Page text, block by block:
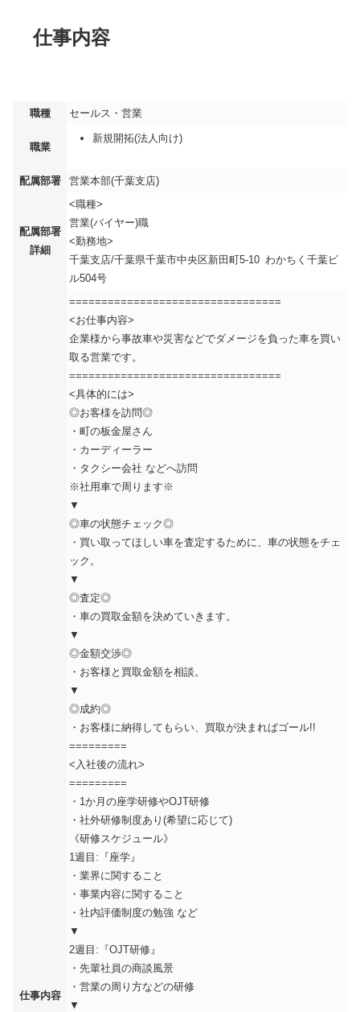
仕事内容
職種 セールス・営業
職業
新規開拓(法人向け)
配属部署 営業本部(千葉支店)
配属部署
詳細
<職種>
営業(バイヤー)職
<勤務地>
千葉支店/千葉県千葉市中央区新田町5-10 わかちく千葉ビ
ル504号
仕事内容
=================================
<お仕事内容>
企業様から事故車や災害などでダメージを負った車を買い
取る営業です。
=================================
<具体的には>
◎お客様を訪問◎
・町の板金屋さん
・カーディーラー
・タクシー会社 などへ訪問
※社用車で周ります※
▼
◎車の状態チェック◎
・買い取ってほしい車を査定するために、車の状態をチェ
ック。
▼
◎査定◎
・車の買取金額を決めていきます。
▼
◎金額交渉◎
・お客様と買取金額を相談。
▼
◎成約◎
・お客様に納得してもらい、買取が決まればゴール!!
=========
<入社後の流れ>
=========
・1か月の座学研修やOJT研修
・社外研修制度あり(希望に応じて)
《研修スケジュール》
1週目:『座学』
・業界に関すること
・事業内容に関すること
・社内評価制度の勉強 など
▼
2週目:『OJT研修』
・先輩社員の商談風景
・営業の周り方などの研修
▼